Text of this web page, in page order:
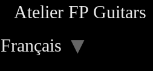
Atelier FP Guitars
Français